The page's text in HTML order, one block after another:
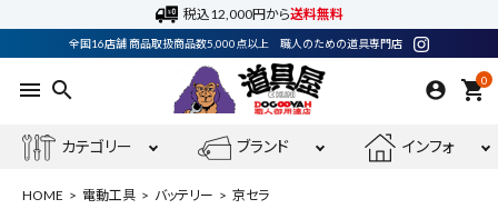
税込12,000円から送料無料
全国16店舗 商品取扱商品数5,000点以上 職人のための道具専門店
menu search 0
shopping_cart
カテゴリー ブランド インフォ
HOME 電動工具 バッテリー 京セラ